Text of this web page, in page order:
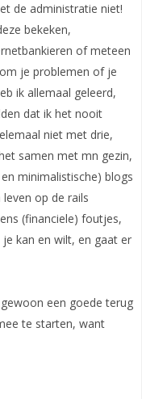
de administratie niet!
bekeken,
of meteen
je problemen of je
ik allemaal geleerd,
dat ik het nooit
niet met drie,
samen met mn gezin,
minimalistische) blogs
op de rails
(financiele) foutjes,
kan en wilt, en gaat er
een goede terug
te starten, want